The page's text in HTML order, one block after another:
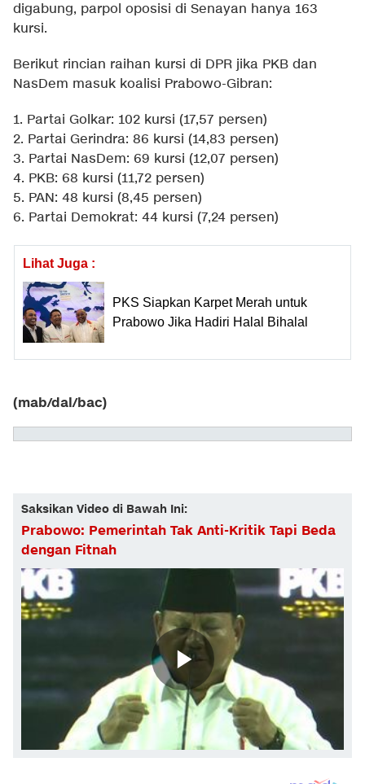
digabung, parpol oposisi di Senayan hanya 163
kursi.
Berikut rincian raihan kursi di DPR jika PKB dan
NasDem masuk koalisi Prabowo-Gibran:
1. Partai Golkar: 102 kursi (17,57 persen)
2. Partai Gerindra: 86 kursi (14,83 persen)
3. Partai NasDem: 69 kursi (12,07 persen)
4. PKB: 68 kursi (11,72 persen)
5. PAN: 48 kursi (8,45 persen)
6. Partai Demokrat: 44 kursi (7,24 persen)
Lihat Juga :
PKS Siapkan Karpet Merah untuk
Prabowo Jika Hadiri Halal Bihalal
(mab/dal/bac)
Saksikan Video di Bawah Ini:
Prabowo: Pemerintah Tak Anti-Kritik Tapi Beda
dengan Fitnah